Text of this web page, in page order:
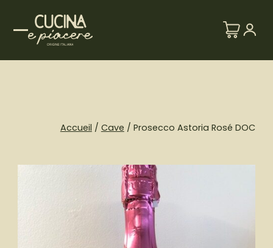
content
Accueil / Cave / Prosecco Astoria Rosé DOC